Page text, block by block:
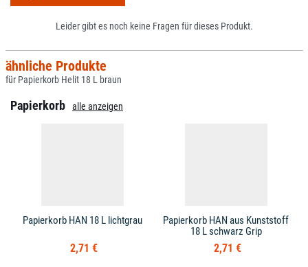
Leider gibt es noch keine Fragen für dieses Produkt.
ähnliche Produkte
für Papierkorb Helit 18 L braun
Papierkorb alle anzeigen
Papierkorb HAN 18 L lichtgrau
2,71 €
Papierkorb HAN aus Kunststoff
18 L schwarz Grip
2,71 €